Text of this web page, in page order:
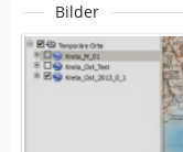
Bilder